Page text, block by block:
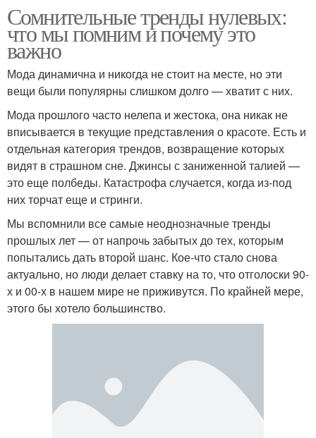
Сомнительные тренды нулевых:
что мы помним и почему это
важно
Мода динамична и никогда не стоит на месте, но эти
вещи были популярны слишком долго — хватит с них.
Мода прошлого часто нелепа и жестока, она никак не
вписывается в текущие представления о красоте. Есть и
отдельная категория трендов, возвращение которых
видят в страшном сне. Джинсы с заниженной талией —
это еще полбеды. Катастрофа случается, когда из-под
них торчат еще и стринги.
Мы вспомнили все самые неоднозначные тренды
прошлых лет — от напрочь забытых до тех, которым
попытались дать второй шанс. Кое-что стало снова
актуально, но люди делает ставку на то, что отголоски 90-
х и 00-х в нашем мире не приживутся. По крайней мере,
этого бы хотело большинство.